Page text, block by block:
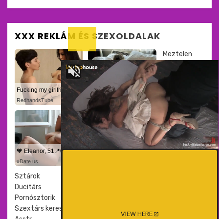
XXX REKLÁM ÉS SZEXOLDALAK
Fucking my girlfriend's hot mommy by mistake
RedhandsTube
💏 Ida, 41📍Columbus
xDate
🧡 Eleanor, 51📍Columbus
xDate.us
❤️ Willow, 36📍Columbus
Meztelen
Sztárok
Ducitárs
Pornósztorik
Szextárs kereső
VIEW HERE